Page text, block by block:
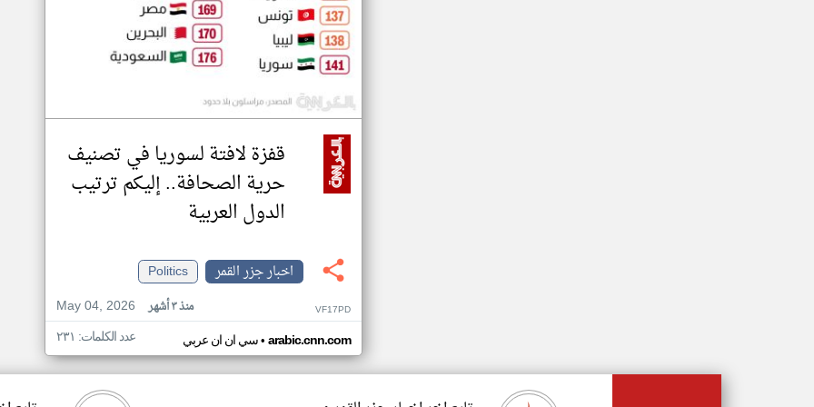
قفزة لافتة لسوريا في تصنيف
حرية الصحافة.. إليكم ترتيب
الدول العربية
اخبار جزر القمر
Politics
May 04, 2026
منذ ٣ أشهر VF17PD
سي ان ان عربي• arabic.cnn.com عدد الكلمات: ٢٣١